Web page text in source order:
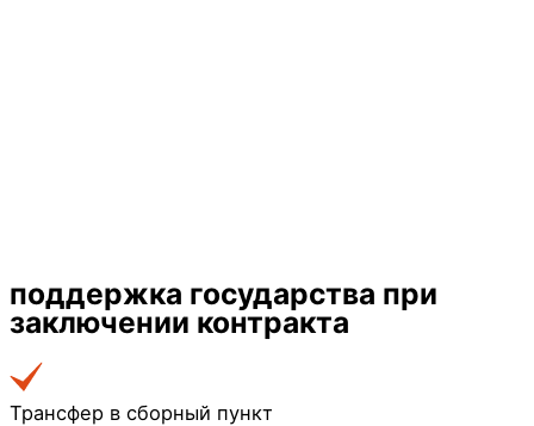
поддержка государства при
заключении контракта
Трансфер в сборный пункт